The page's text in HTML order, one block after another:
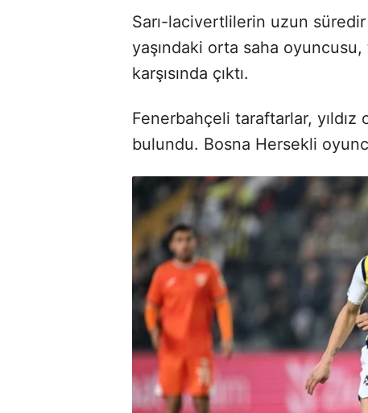
Sarı-lacivertlilerin uzun
yaşındaki orta saha oyuncusu,
karşısında çıktı.
Fenerbahçeli taraftarlar,
bulundu. Bosna Hersekli